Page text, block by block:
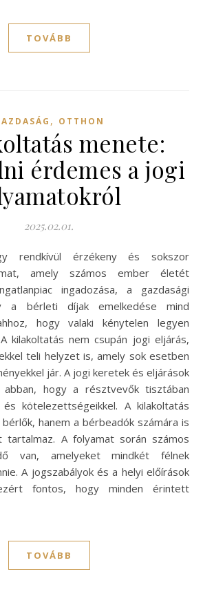
TOVÁBB
, OTTHON
menete:
érdemes a jogi
2025.02.01.
amely számos ember életét
ingadozása, a gazdasági
a bérleti díjak emelkedése mind
hogy valaki kénytelen legyen
kilakoltatás nem csupán jogi eljárás,
teli helyzet is, amely sok esetben
jár. A jogi keretek és eljárások
hogy a résztvevők tisztában
kötelezettségeikkel. A kilakoltatás
hanem a bérbeadók számára is
tartalmaz. A folyamat során számos
van, amelyeket mindkét félnek
A jogszabályok és a helyi előírások
fontos, hogy minden érintett
TOVÁBB